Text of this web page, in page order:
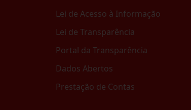
Lei de Acesso à Informação
Lei de Transparência
Portal da Transparência
Dados Abertos
Prestação de Contas